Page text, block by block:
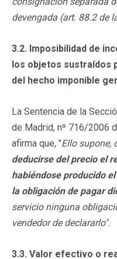
devengada (art. 88.2 de
3.2. Imposibilidad de
los objetos sustraídos
del hecho imponible
La Sentencia de la
de Madrid, nº 716/2006
afirma que, "Ello supone,
deducirse del precio el
habiéndose producido
la obligación de pagar
servicio ninguna
vendedor de declararlo".
3.3. Valor efectivo o